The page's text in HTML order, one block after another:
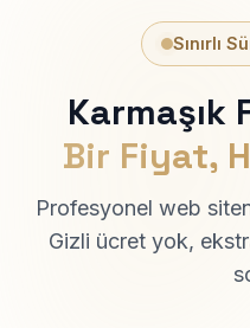
Sınırlı
Bir Fiyat,
Profesyonel web
Gizli ücret yok,